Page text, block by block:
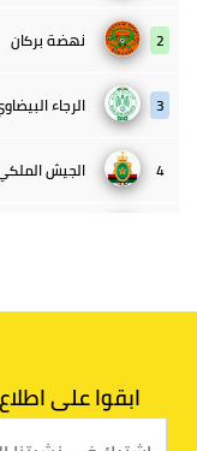
2 نهضة بركان
3 الرجاء
4 الجيش
ابقوا على